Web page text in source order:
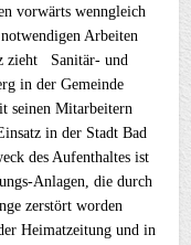
vorwärts wenngleich
Arbeiten
zieht Sanitär- und
in der Gemeinde
seinen Mitarbeitern
in der Stadt Bad
des Aufenthaltes ist
Anlagen, die durch
zerstört worden
Heimatzeitung und in